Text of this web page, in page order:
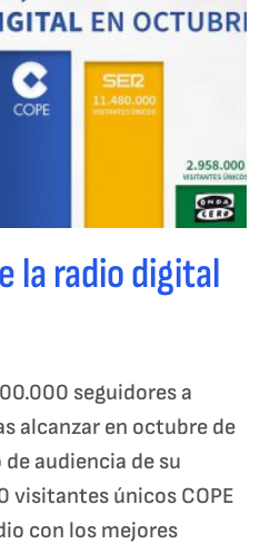
la radio digital
seguidores a
alcanzar en octubre de
audiencia de su
visitantes únicos COPE
con los mejores